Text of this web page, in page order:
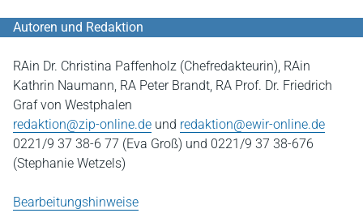
Autoren und Redaktion
RAin Dr. Christina Paffenholz (Chefredakteurin), RAin
Kathrin Naumann, RA Peter Brandt, RA Prof. Dr. Friedrich
Graf von Westphalen
redaktion@zip-online.de und redaktion@ewir-online.de
0221/9 37 38-6 77 (Eva Groß) und 0221/9 37 38-676
(Stephanie Wetzels)
Bearbeitungshinweise